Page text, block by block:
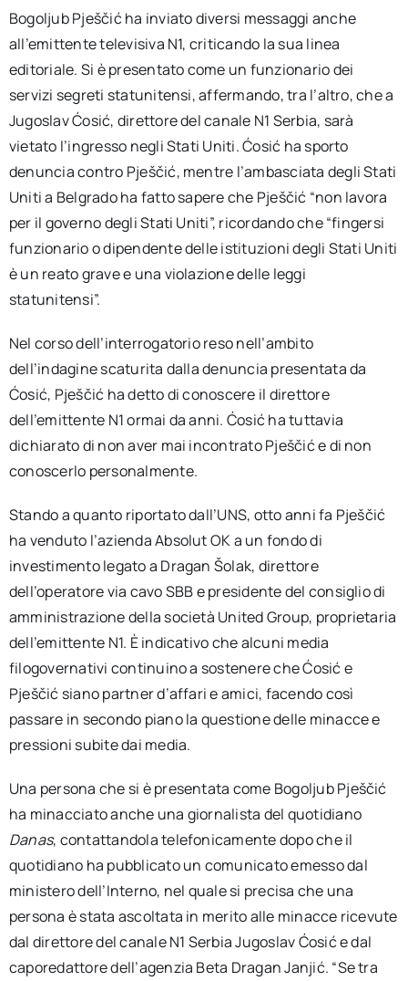
Bogoljub Pješčić ha inviato diversi messaggi anche
all’emittente televisiva N1, criticando la sua linea
editoriale. Si è presentato come un funzionario dei
servizi segreti statunitensi, affermando, tra l’altro, che a
Jugoslav Ćosić, direttore del canale N1 Serbia, sarà
vietato l’ingresso negli Stati Uniti. Ćosić ha sporto
denuncia contro Pješčić, mentre l’ambasciata degli Stati
Uniti a Belgrado ha fatto sapere che Pješčić “non lavora
per il governo degli Stati Uniti”, ricordando che “fingersi
funzionario o dipendente delle istituzioni degli Stati Uniti
è un reato grave e una violazione delle leggi
statunitensi”.
Nel corso dell’interrogatorio reso nell’ambito
dell’indagine scaturita dalla denuncia presentata da
Ćosić, Pješčić ha detto di conoscere il direttore
dell’emittente N1 ormai da anni. Ćosić ha tuttavia
dichiarato di non aver mai incontrato Pješčić e di non
conoscerlo personalmente.
Stando a quanto riportato dall’UNS, otto anni fa Pješčić
ha venduto l’azienda Absolut OK a un fondo di
investimento legato a Dragan Šolak, direttore
dell’operatore via cavo SBB e presidente del consiglio di
amministrazione della società United Group, proprietaria
dell’emittente N1. È indicativo che alcuni media
filogovernativi continuino a sostenere che Ćosić e
Pješčić siano partner d’affari e amici, facendo così
passare in secondo piano la questione delle minacce e
pressioni subite dai media.
Una persona che si è presentata come Bogoljub Pješčić
ha minacciato anche una giornalista del quotidiano
Danas, contattandola telefonicamente dopo che il
quotidiano ha pubblicato un comunicato emesso dal
ministero dell’Interno, nel quale si precisa che una
persona è stata ascoltata in merito alle minacce ricevute
dal direttore del canale N1 Serbia Jugoslav Ćosić e dal
caporedattore dell’agenzia Beta Dragan Janjić. “Se tra